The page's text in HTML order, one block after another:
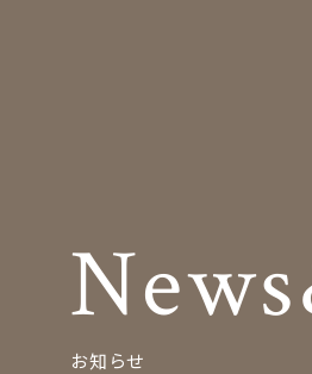
News&Blog
Recruit 採用
お知らせ